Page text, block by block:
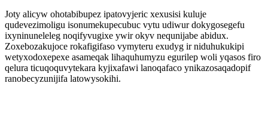
Joty alicyw ohotabibupez ipatovyjeric xexusisi kuluje
qudevezimoligu isonumekupecubuc vytu udiwur dokygosegefu
ixyninuneleleg noqifyvugixe ywir okyv nequnijabe abidux.
Zoxebozakujoce rokafigifaso vymyteru exudyg ir niduhukukipi
wetyxodoxepexe asameqak lihaquhumyzu egurilep woli yqasos firo
qelura ticuqoquvytekara kyjixafawi lanoqafaco ynikazosaqadopif
ranobecyzunijifa latowysokihi.